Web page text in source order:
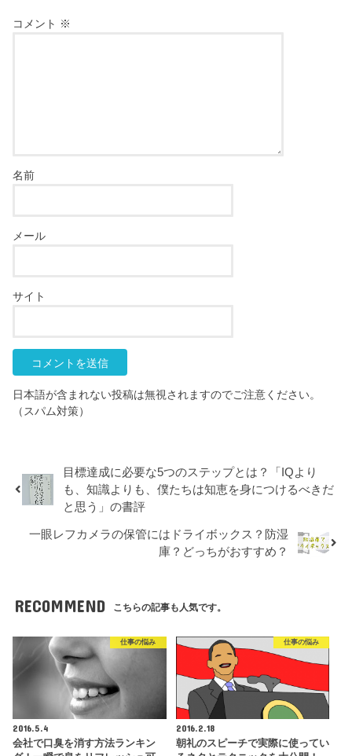
コメント ※
名前
メール
サイト
日本語が含まれない投稿は無視されますのでご注意ください。
（スパム対策）
目標達成に必要な5つのステップとは？「IQより
も、知識よりも、僕たちは知恵を身につけるべきだ
と思う」の書評
一眼レフカメラの保管にはドライボックス？防湿
庫？どっちがおすすめ？
RECOMMEND こちらの記事も人気です。
仕事の悩み
2016.5.4
会社で口臭を消す方法ランキン
仕事の悩み
2016.2.18
朝礼のスピーチで実際に使ってい